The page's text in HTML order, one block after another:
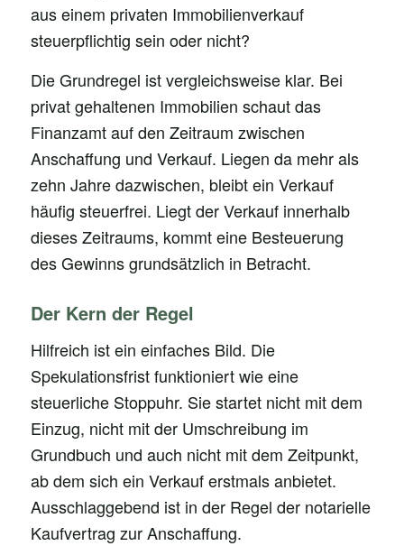
aus einem privaten Immobilienverkauf
steuerpflichtig sein oder nicht?
Die Grundregel ist vergleichsweise klar. Bei
privat gehaltenen Immobilien schaut das
Finanzamt auf den Zeitraum zwischen
Anschaffung und Verkauf. Liegen da mehr als
zehn Jahre dazwischen, bleibt ein Verkauf
häufig steuerfrei. Liegt der Verkauf innerhalb
dieses Zeitraums, kommt eine Besteuerung
des Gewinns grundsätzlich in Betracht.
Der Kern der Regel
Hilfreich ist ein einfaches Bild. Die
Spekulationsfrist funktioniert wie eine
steuerliche Stoppuhr. Sie startet nicht mit dem
Einzug, nicht mit der Umschreibung im
Grundbuch und auch nicht mit dem Zeitpunkt,
ab dem sich ein Verkauf erstmals anbietet.
Ausschlaggebend ist in der Regel der notarielle
Kaufvertrag zur Anschaffung.